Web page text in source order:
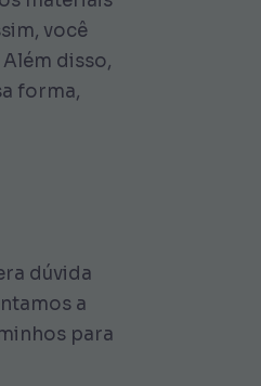
você
disso,
forma,
dúvida
a
para